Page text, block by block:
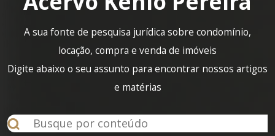
A sua fonte de pesquisa jurídica sobre condomínio,
locação, compra e venda de imóveis
Digite abaixo o seu assunto para encontrar nossos artigos
e matérias